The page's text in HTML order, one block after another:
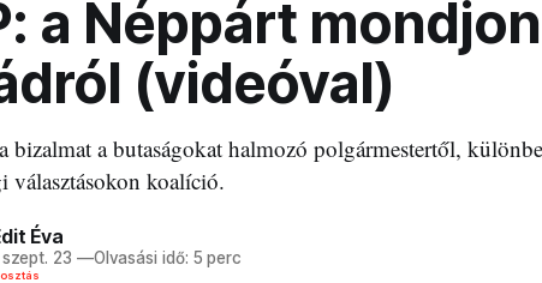
a Néppárt
(videóval)
bizalmat a butaságokat halmozó polgármestertől,
választásokon koalíció.
Éva
23 —Olvasási idő: 5 perc